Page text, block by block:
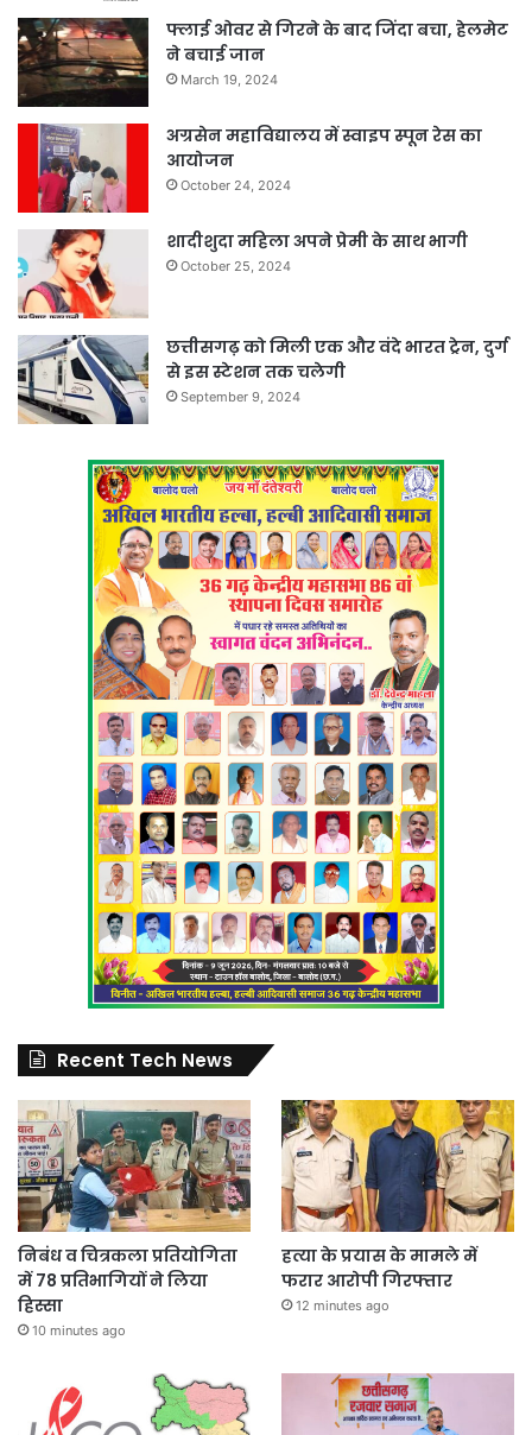
फ्लाई ओवर से गिरने के बाद जिंदा बचा, हेलमेट
ने बचाई जान
March 19, 2024
अग्रसेन महाविद्यालय में स्वाइप स्पून रेस का
आयोजन
October 24, 2024
शादीशुदा महिला अपने प्रेमी के साथ भागी
October 25, 2024
छत्तीसगढ़ को मिली एक और वंदे भारत ट्रेन, दुर्ग
से इस स्टेशन तक चलेगी
September 9, 2024
Recent Tech News
निबंध व चित्रकला प्रतियोगिता
में 78 प्रतिभागियों ने लिया
हिस्सा
10 minutes ago
हत्या के प्रयास के मामले में
फरार आरोपी गिरफ्तार
12 minutes ago